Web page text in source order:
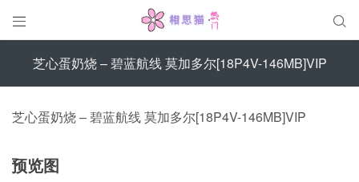
 
芝心蛋奶烧 – 碧蓝航线 莫加多尔[18P4V-146MB]VIP
芝心蛋奶烧 – 碧蓝航线 莫加多尔[18P4V-146MB]VIP
预览图